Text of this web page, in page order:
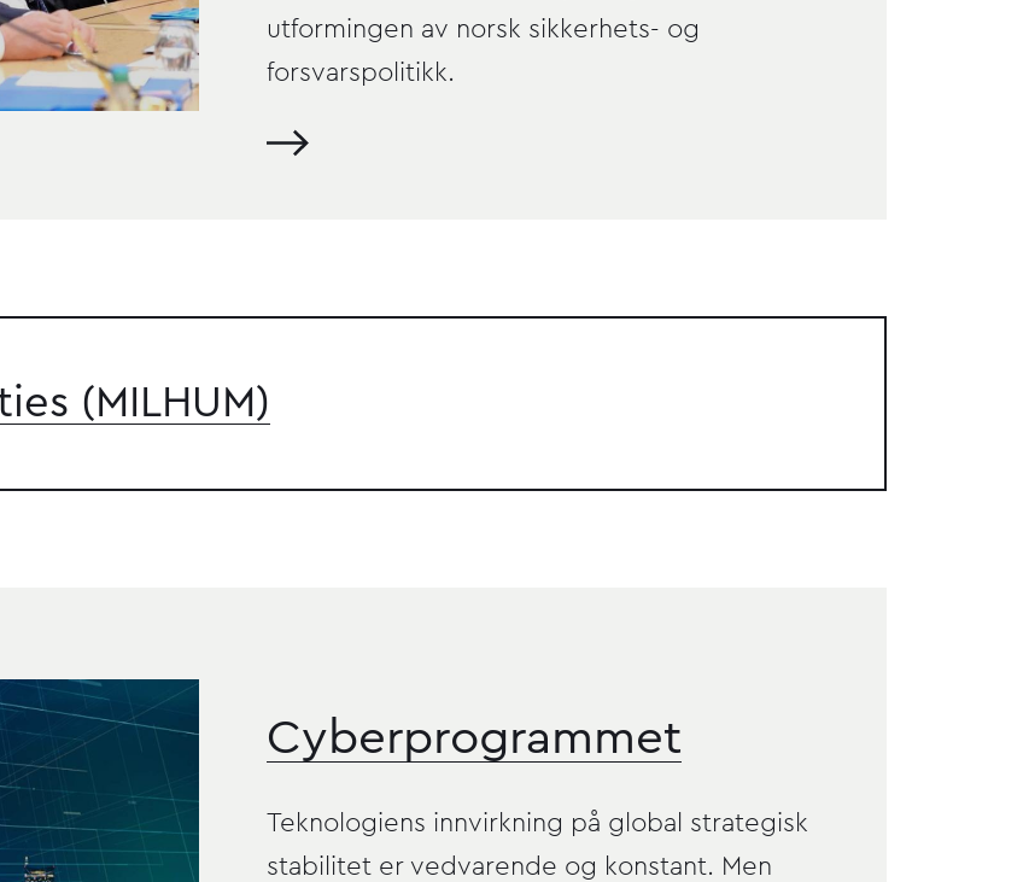
utformingen av norsk sikkerhets- og
forsvarspolitikk.
(MILHUM)
Cyberprogrammet
Teknologiens innvirkning på global strategisk
stabilitet er vedvarende og konstant. Men